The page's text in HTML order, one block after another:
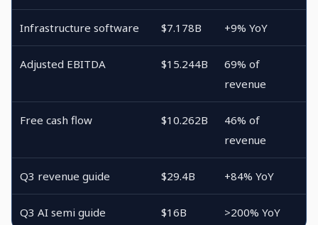
Infrastructure software $7.178B +9% YoY
Adjusted EBITDA $15.244B
69% of
revenue
Free cash flow $10.262B
46% of
revenue
Q3 revenue guide $29.4B +84% YoY
Q3 AI semi guide $16B >200% YoY